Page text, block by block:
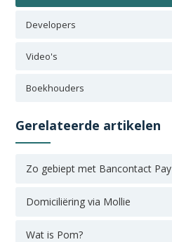
Developers
Video's
Boekhouders
Gerelateerde artikelen
Zo gebiept met Bancontact Pay
Domiciliëring via Mollie
Wat is Pom?